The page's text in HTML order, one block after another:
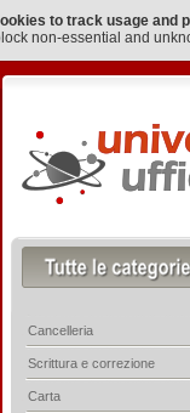
to track usage and
non-essential and
Cancelleria
Scrittura e correzione
Carta